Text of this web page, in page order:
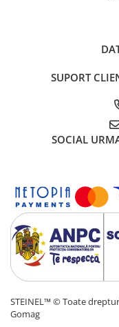
SUPORT
SOCIAL
STEINEL™ © Toate
Gomag